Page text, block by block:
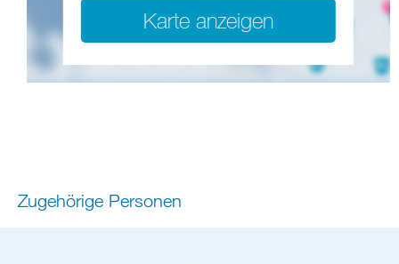
Karte anzeigen
Zugehörige Personen